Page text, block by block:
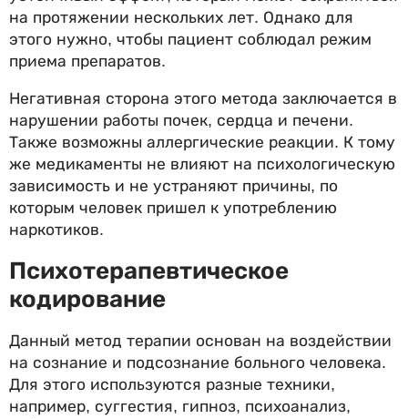
на протяжении нескольких лет. Однако для
этого нужно, чтобы пациент соблюдал режим
приема препаратов.
Негативная сторона этого метода заключается в
нарушении работы почек, сердца и печени.
Также возможны аллергические реакции. К тому
же медикаменты не влияют на психологическую
зависимость и не устраняют причины, по
которым человек пришел к употреблению
наркотиков.
Психотерапевтическое
кодирование
Данный метод терапии основан на воздействии
на сознание и подсознание больного человека.
Для этого используются разные техники,
например, суггестия, гипноз, психоанализ,